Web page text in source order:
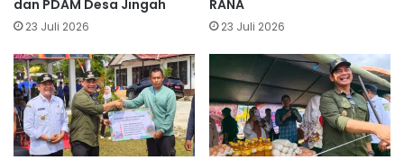
dan PDAM Desa Jingah
23 Juli 2026
RANA
23 Juli 2026